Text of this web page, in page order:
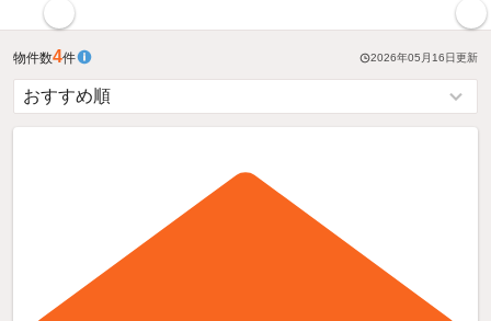
物件数4件 2026年05月16日更新